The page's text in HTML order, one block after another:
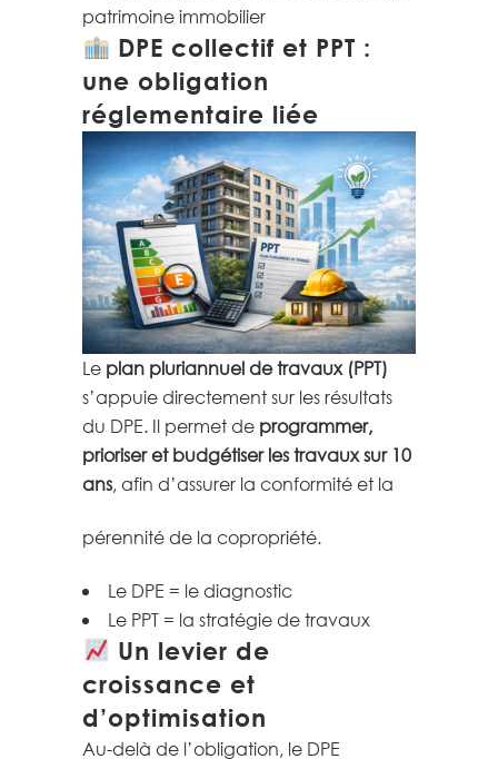
patrimoine immobilier
DPE collectif et PPT :
une obligation
réglementaire liée
Le plan pluriannuel de travaux (PPT)
s’appuie directement sur les résultats
du DPE. Il permet de programmer,
prioriser et budgétiser les travaux sur 10
ans, afin d’assurer la conformité et la
pérennité de la copropriété.
Le DPE = le diagnostic
Le PPT = la stratégie de travaux
Un levier de
croissance et
d’optimisation
Au-delà de l’obligation, le DPE